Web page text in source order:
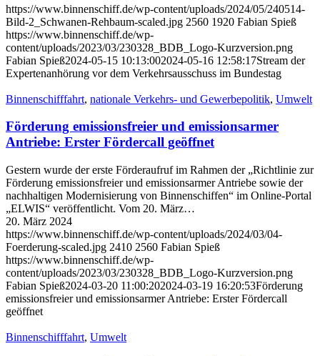
https://www.binnenschiff.de/wp-content/uploads/2024/05/240514-
Bild-2_Schwanen-Rehbaum-scaled.jpg 2560 1920 Fabian Spieß
https://www.binnenschiff.de/wp-
content/uploads/2023/03/230328_BDB_Logo-Kurzversion.png
Fabian Spieß2024-05-15 10:13:002024-05-16 12:58:17Stream der
Expertenanhörung vor dem Verkehrsausschuss im Bundestag
Binnenschifffahrt, nationale Verkehrs- und Gewerbepolitik, Umwelt
Förderung emissionsfreier und emissionsarmer
Antriebe: Erster Fördercall geöffnet
Gestern wurde der erste Förderaufruf im Rahmen der „Richtlinie zur
Förderung emissionsfreier und emissionsarmer Antriebe sowie der
nachhaltigen Modernisierung von Binnenschiffen“ im Online-Portal
„ELWIS“ veröffentlicht. Vom 20. März…
20. März 2024
https://www.binnenschiff.de/wp-content/uploads/2024/03/04-
Foerderung-scaled.jpg 2410 2560 Fabian Spieß
https://www.binnenschiff.de/wp-
content/uploads/2023/03/230328_BDB_Logo-Kurzversion.png
Fabian Spieß2024-03-20 11:00:202024-03-19 16:20:53Förderung
emissionsfreier und emissionsarmer Antriebe: Erster Fördercall
geöffnet
Binnenschifffahrt, Umwelt